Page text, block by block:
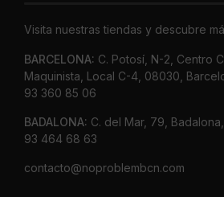
Visita nuestras tiendas y descubre
BARCELONA: C. Potosí, N-2, Centro
Maquinista, Local C-4, 08030,
93 360 85 06
BADALONA: C. del Mar, 79,
93 464 68 63
contacto@noproblembcn.com